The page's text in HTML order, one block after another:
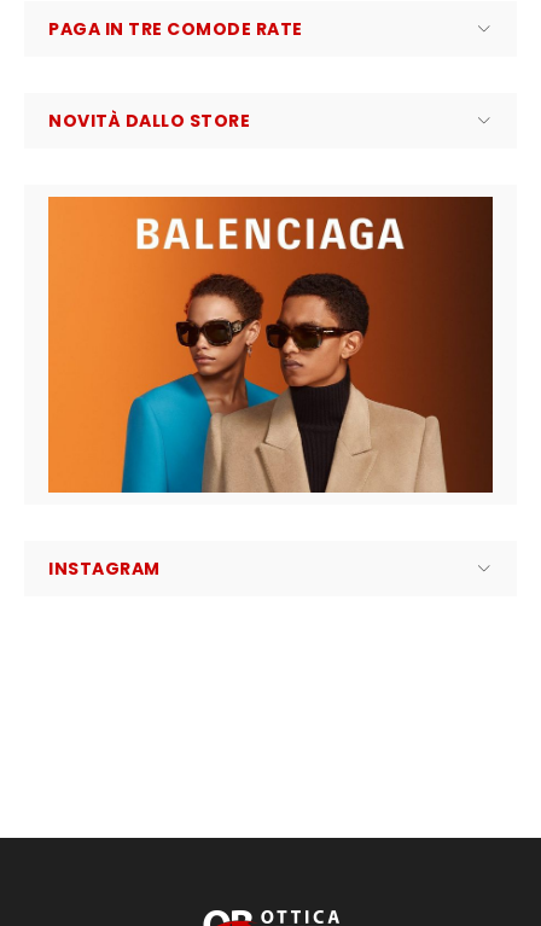
PAGA IN TRE COMODE RATE
NOVITÀ DALLO STORE
INSTAGRAM